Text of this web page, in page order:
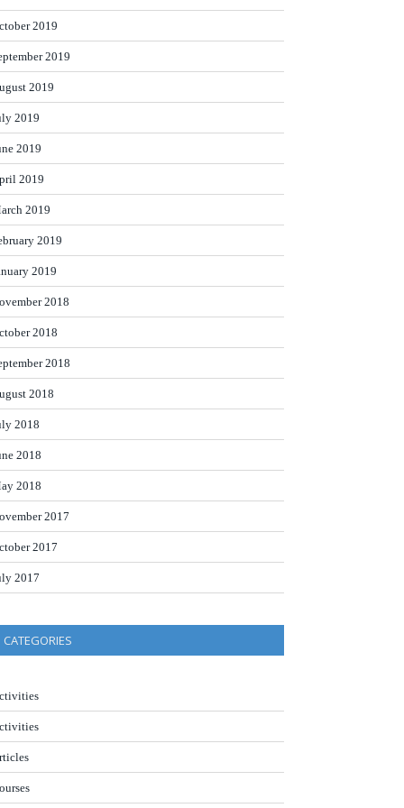
2019
2019
2019
2019
2019
2019
2019
2019
2019
2018
2018
2018
2018
2018
2018
2018
2017
2017
2017
CATEGORIES